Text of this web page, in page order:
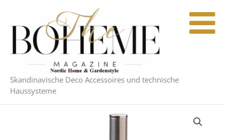
springen
Skandinavische Deco Accessoires und technische
Haussysteme